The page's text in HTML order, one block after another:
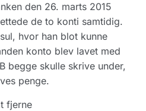
den 26. marts 2015
de to konti samtidig.
hvor han blot kunne
konto blev lavet med
begge skulle skrive under,
penge.
fjerne